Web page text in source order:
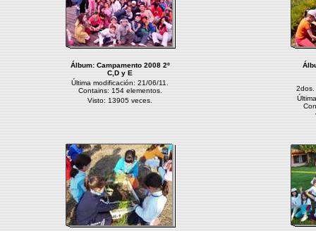
Álbum: Campamento 2008 2º
C,D y E
Última modificación: 21/06/11.
Contains: 154 elementos.
Visto: 13905 veces.
2dos.